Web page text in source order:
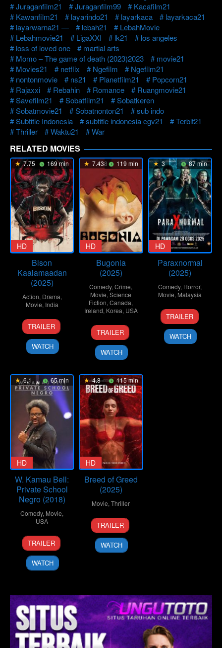
Juraganfilm21
Juraganfilm99
Kacafilm21
Kawanfilm21
layarindo21 layarkaca
layarkaca21
layarwarna21 —
lebah21
LebahMovie
Lebahmovie21
LigaXXI lk21
los angeles
loss of loved one
martial arts
Momo – The game of death (2023)2023
movie21
Movies21
netflix Ngefilm
Ngefilm21
nontonmovie
ns21 Planetfilm21
Popcorn21
Rajaxxi
Rebahin Romance
Ruangmovie21
Savefilm21
Sobatfilm21
Sobatkeren
Sobatmovie21
Sobatnonton21
sub indo
Subtitle Indonesia
subtitle indonesia cgv21
Terbit21
Thriller
Waktu21 War
RELATED MOVIES
7.75 169 min
HD
Bison
Kaalamaadan
(2025)
Action, Drama,
Movie, India
16
Oct
2025
Mari
Selvaraj
TRAILER
WATCH
7.438 119 min
HD
Bugonia
(2025)
Comedy,Crime,
Movie,Science
Fiction,Canada,
Ireland, Korea, USA
22
Oct
2025
Yorgos
Lanthimos
TRAILER
WATCH
3 87 min
HD
Paraxnormal
(2025)
Comedy, Horror,
Movie, Malaysia
27
Aug
2025
Mohd
Suzana
Rosly
TRAILER
WATCH
6.1 65 min
HD
W. Kamau Bell:
Private School
Negro (2018)
Comedy, Movie,
USA
25
Jun
2018
Shannon
Hartman
TRAILER
WATCH
4.8 115 min
HD
Breed of Greed
(2025)
Movie,Thriller
25
Sep
2025
Ralph
Hemecker
TRAILER
WATCH